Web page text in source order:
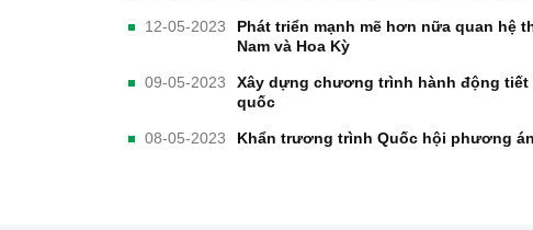
12-05-2023
Phát triển mạnh mẽ hơn nữa quan hệ
Nam và Hoa Kỳ
09-05-2023
Xây dựng chương trình hành động tiết
quốc
08-05-2023 Khẩn trương trình Quốc hội phương